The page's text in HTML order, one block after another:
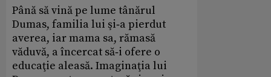
Până să vină pe lume tânărul
Dumas, familia lui şi‑a pierdut
averea, iar mama sa, rămasă
văduvă, a încercat să‑i ofere o
educaţie aleasă. Imaginaţia lui